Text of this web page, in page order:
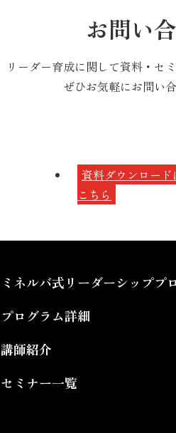
お問い
リーダー育成に関して資料・セ
ぜひお気軽にお問い
資料ダウンロード
こちら
ミネルバ式リーダーシッププ
プログラム詳細
講師紹介
セミナー一覧